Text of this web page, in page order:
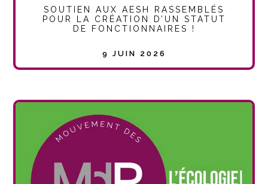
SOUTIEN AUX AESH RASSEMBLÉS
POUR LA CRÉATION D’UN STATUT
DE FONCTIONNAIRES !
9 JUIN 2026